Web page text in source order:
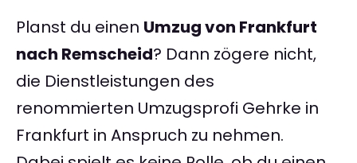
Planst du einen Umzug von Frankfurt
nach Remscheid? Dann zögere nicht,
die Dienstleistungen des
renommierten Umzugsprofi Gehrke in
Frankfurt in Anspruch zu nehmen.